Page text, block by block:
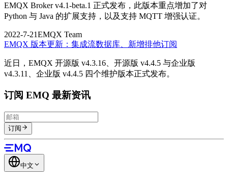
EMQX Broker v4.1-beta.1 正式发布，此版本重点增加了对
Python 与 Java 的扩展支持，以及支持 MQTT 增强认证。
2022-7-21EMQX Team
EMQX 版本更新：集成流数据库、新增排他订阅
近日，EMQX 开源版 v4.3.16、开源版 v4.4.5 与企业版
v4.3.11、企业版 v4.4.5 四个维护版本正式发布。
订阅 EMQ 最新资讯
订阅
中文